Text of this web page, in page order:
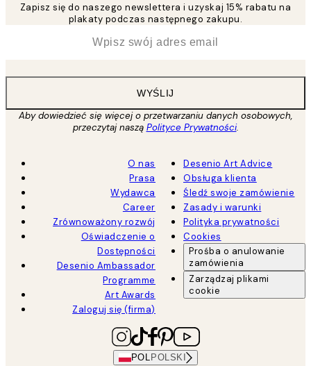
Zapisz się do naszego newslettera i uzyskaj 15% rabatu na
plakaty podczas następnego zakupu.
WYŚLIJ
Aby dowiedzieć się więcej o przetwarzaniu danych osobowych,
przeczytaj naszą Polityce Prywatności.
O nas
Prasa
Wydawca
Career
Zrównoważony rozwój
Oświadczenie o
Dostępności
Desenio Ambassador
Programme
Art Awards
Zaloguj się (firma)
Desenio Art Advice
Obsługa klienta
Śledź swoje zamówienie
Zasady i warunki
Polityka prywatności
Cookies
Prośba o anulowanie
zamówienia
Zarządzaj plikami
cookie
POL POLSKI